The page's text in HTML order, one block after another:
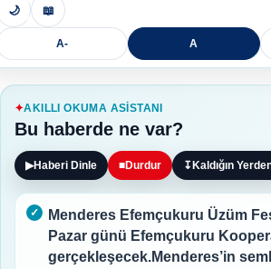
🌙 📖
A- A
AKILLI OKUMA ASISTANI
Bu haberde ne var?
▶Haberi Dinle ■Durdur ↧ Kaldığın
Menderes Efemçukuru Üzüm
Pazar günü Efemçukuru
gerçekleşecek.Menderes’in